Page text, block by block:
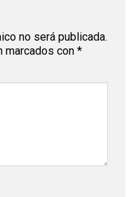
no será publicada.
marcados con *